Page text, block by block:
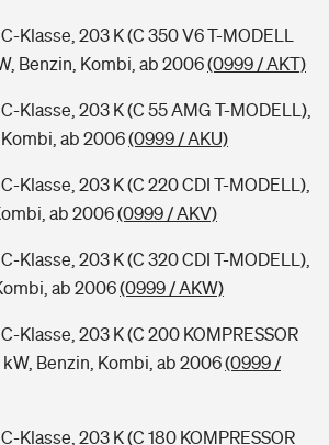
Klasse, 203 K (C 350 V6 T-MODELL
Benzin, Kombi, ab 2006(0999 / AKT)
Klasse, 203 K (C 55 AMG T-MODELL),
ab 2006(0999 / AKU)
Klasse, 203 K (C 220 CDI T-MODELL),
ab 2006(0999 / AKV)
Klasse, 203 K (C 320 CDI T-MODELL),
ab 2006(0999 / AKW)
Klasse, 203 K (C 200 KOMPRESSOR
kW, Benzin, Kombi, ab 2006(0999 /
Klasse, 203 K (C 180 KOMPRESSOR